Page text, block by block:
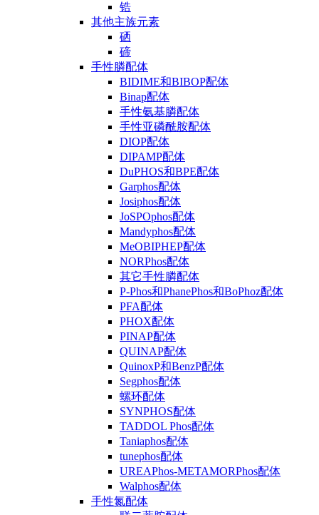
锆
其他主族元素
硒
碲
手性膦配体
BIDIME和BIBOP配体
Binap配体
手性氨基膦配体
手性亚磷酰胺配体
DIOP配体
DIPAMP配体
DuPHOS和BPE配体
Garphos配体
Josiphos配体
JoSPOphos配体
Mandyphos配体
MeOBIPHEP配体
NORPhos配体
其它手性膦配体
P-Phos和PhanePhos和BoPhoz配体
PFA配体
PHOX配体
PINAP配体
QUINAP配体
QuinoxP和BenzP配体
Segphos配体
螺环配体
SYNPHOS配体
TADDOL Phos配体
Taniaphos配体
tunephos配体
UREAPhos-METAMORPhos配体
Walphos配体
手性氮配体